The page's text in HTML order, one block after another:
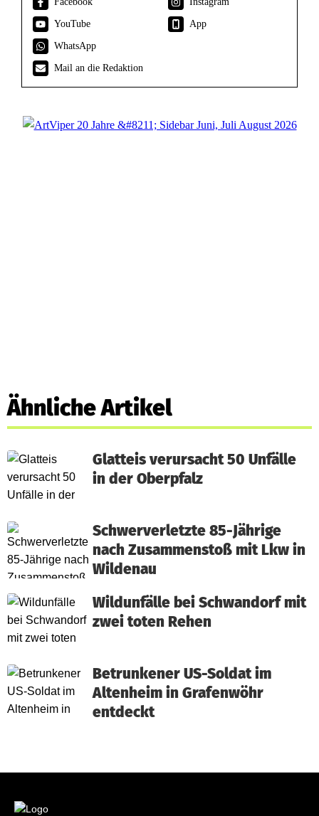
YouTube
App
WhatsApp
Mail an die Redaktion
Ähnliche Artikel
Glatteis verursacht 50 Unfälle
in der Oberpfalz
Schwerverletzte 85-Jährige
nach Zusammenstoß mit Lkw in
Wildenau
Wildunfälle bei Schwandorf mit
zwei toten Rehen
Betrunkener US-Soldat im
Altenheim in Grafenwöhr
entdeckt